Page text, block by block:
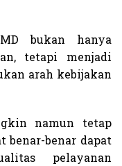
bukan hanya
tetapi menjadi
arah kebijakan
namun tetap
benar-benar dapat
pelayanan